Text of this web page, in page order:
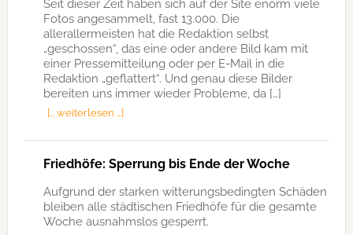
Seit dieser Zeit haben sich auf der Site enorm viele
Fotos angesammelt, fast 13.000. Die
allerallermeisten hat die Redaktion selbst
„geschossen“, das eine oder andere Bild kam mit
einer Pressemitteilung oder per E-Mail in die
Redaktion „geflattert“. Und genau diese Bilder
bereiten uns immer wieder Probleme, da […]
[… weiterlesen …]
Friedhöfe: Sperrung bis Ende der Woche
Aufgrund der starken witterungsbedingten Schäden
bleiben alle städtischen Friedhöfe für die gesamte
Woche ausnahmslos gesperrt.